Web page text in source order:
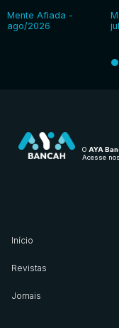
Mente Afiada -
ago/2026
O AYA
Acesse
Início
Revistas
Jornais